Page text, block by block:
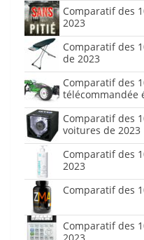
Comparatif des
2023
Comparatif des
de 2023
Comparatif des
télécommandée
Comparatif des
voitures de 2023
Comparatif des
2023
Comparatif des
Comparatif des